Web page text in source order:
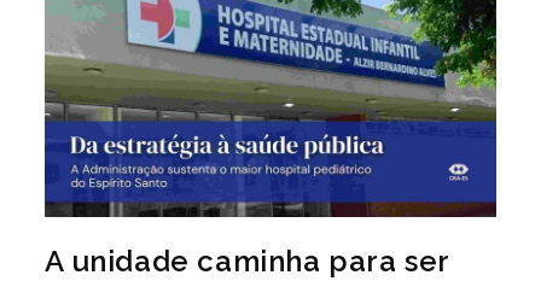
A unidade caminha para ser